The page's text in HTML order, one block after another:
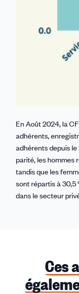
En Août 2024, la
adhérents,
adhérents depuis
parité, les hommes
tandis que les
sont répartis à 30,5
dans le secteur
Ces